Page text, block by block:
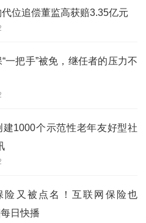
位追偿董监高获赔3.35亿元
一把手”被免，继任者的压力不
建1000个示范性老年友好型社
险又被点名！互联网保险也
每日快播